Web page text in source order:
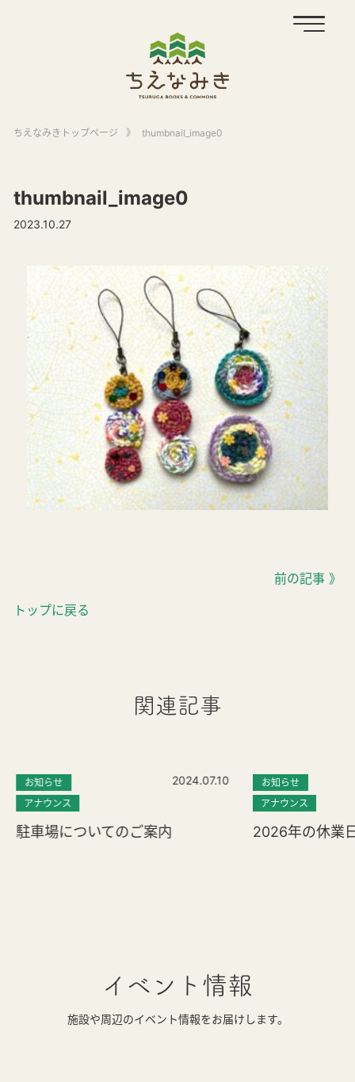
ちえなみきトップページ 》 thumbnail_image0
thumbnail_image0
2023.10.27
トップに戻る
前の記事 》
関連記事
お知らせ
アナウンス
2024.07.10
駐車場についてのご案内
お知らせ
アナウンス
2026年の休業
イベント情報
施設や周辺のイベント情報をお届けします。